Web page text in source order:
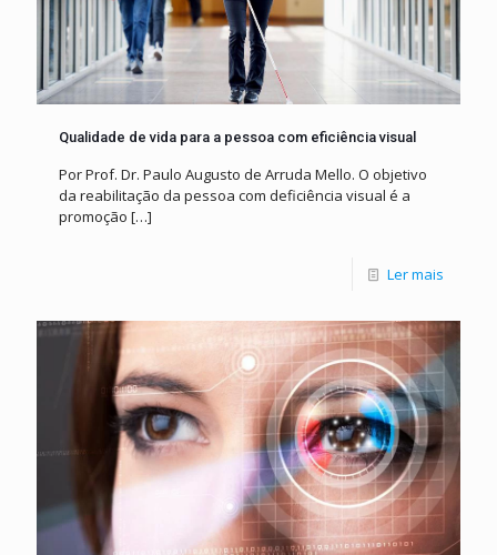
Qualidade de vida para a pessoa com eficiência visual
Por Prof. Dr. Paulo Augusto de Arruda Mello. O objetivo
da reabilitação da pessoa com deficiência visual é a
promoção […]
Ler mais